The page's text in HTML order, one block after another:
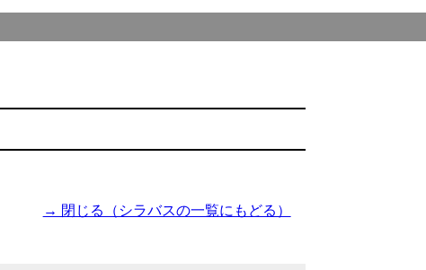
→ 閉じる（シラバスの一覧にもどる）